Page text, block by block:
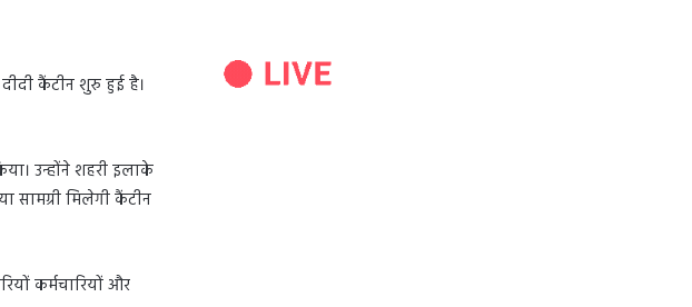
कैंटीन शुरु हुई है।
उन्होंने शहरी इलाके
सामग्री मिलेगी कैंटीन
कर्मचारियों और